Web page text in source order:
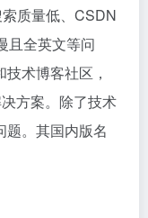
质量低、CSDN
且全英文等问
术博客社区，
方案。除了技术
题。其国内版名